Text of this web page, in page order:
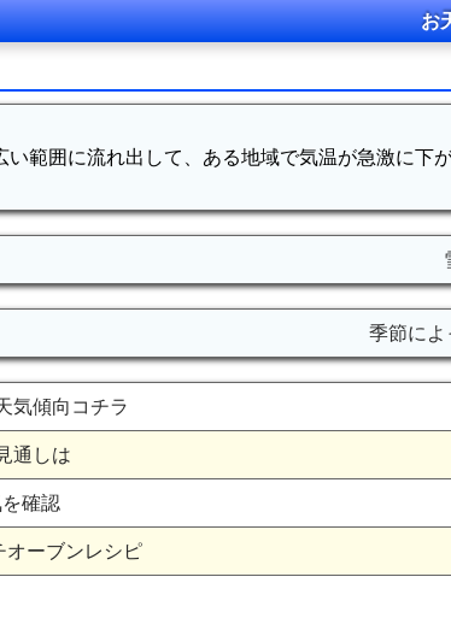
お
い範囲に流れ出して、ある地域で気温が急激に
季節によ
気傾向コチラ
通しは
確認
オーブンレシピ